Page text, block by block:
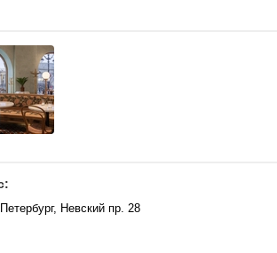
Невский пр. 28